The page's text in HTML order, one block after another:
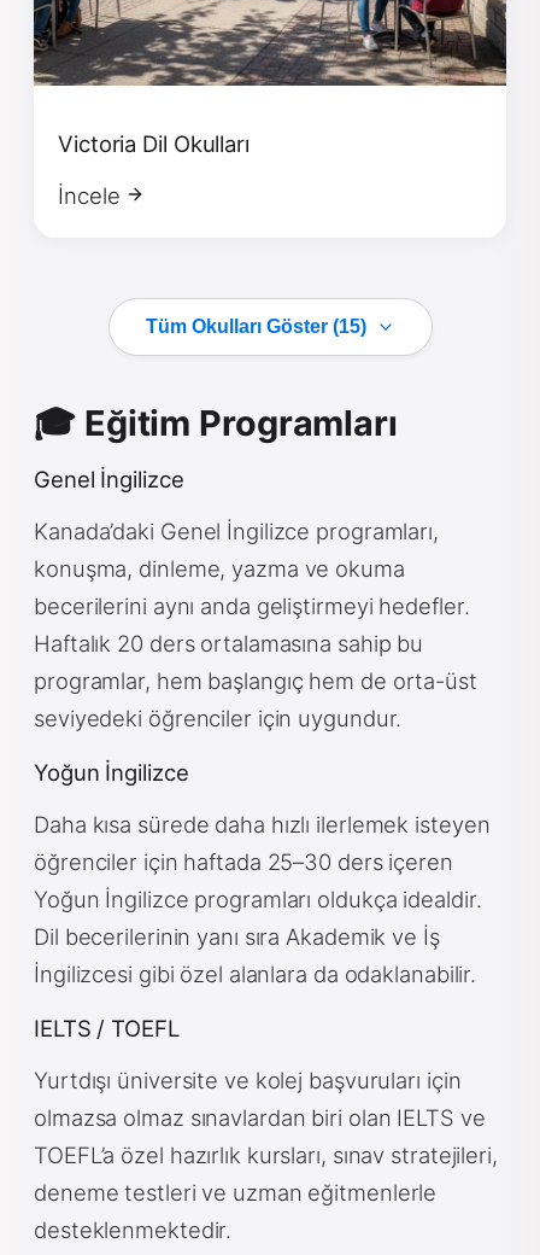
Victoria Dil Okulları
İncele
Tüm Okulları Göster (15)
🎓 Eğitim Programları
Genel İngilizce
Kanada’daki Genel İngilizce programları,
konuşma, dinleme, yazma ve okuma
becerilerini aynı anda geliştirmeyi hedefler.
Haftalık 20 ders ortalamasına sahip bu
programlar, hem başlangıç hem de orta-üst
seviyedeki öğrenciler için uygundur.
Yoğun İngilizce
Daha kısa sürede daha hızlı ilerlemek isteyen
öğrenciler için haftada 25–30 ders içeren
Yoğun İngilizce programları oldukça idealdir.
Dil becerilerinin yanı sıra Akademik ve İş
İngilizcesi gibi özel alanlara da odaklanabilir.
IELTS / TOEFL
Yurtdışı üniversite ve kolej başvuruları için
olmazsa olmaz sınavlardan biri olan IELTS ve
TOEFL’a özel hazırlık kursları, sınav stratejileri,
deneme testleri ve uzman eğitmenlerle
desteklenmektedir.